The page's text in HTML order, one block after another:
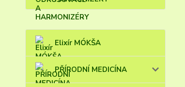
Elixír MÓKŠA
PŘÍRODNÍ MEDICÍNA